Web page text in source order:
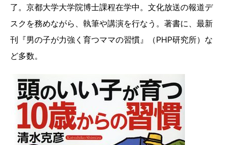
了。京都大学大学院博士課程在学中。文化放送の報道デ
スクを務めながら、執筆や講演を行なう。著書に、最新
刊『男の子が力強く育つママの習慣』（PHP研究所）な
ど多数。